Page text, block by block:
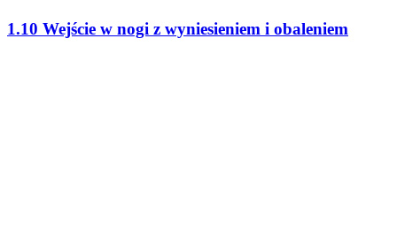
1.10 Wejście w nogi z wyniesieniem i obaleniem